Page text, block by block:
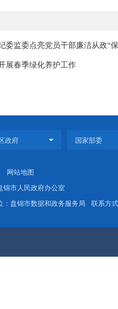
委监委点亮党员干部廉洁从政“
展春季绿化养护工作
网站地图
锦市人民政府办公室
：盘锦市数据和政务服务局 联系方